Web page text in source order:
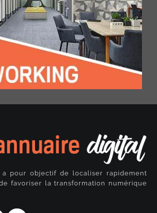
a pour objectif de localiser rapidement
favoriser la transformation numérique